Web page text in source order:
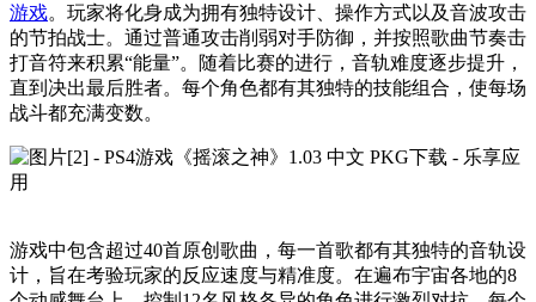
游戏。玩家将化身成为拥有独特设计、操作方式以及音波攻击
的节拍战士。通过普通攻击削弱对手防御，并按照歌曲节奏击
打音符来积累“能量”。随着比赛的进行，音轨难度逐步提升，
直到决出最后胜者。每个角色都有其独特的技能组合，使每场
战斗都充满变数。
游戏中包含超过40首原创歌曲，每一首歌都有其独特的音轨设
计，旨在考验玩家的反应速度与精准度。在遍布宇宙各地的8